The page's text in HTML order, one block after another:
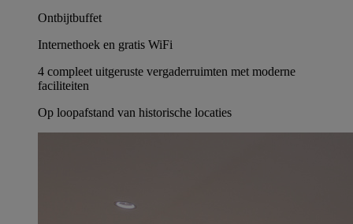
Ontbijtbuffet
Internethoek en gratis WiFi
4 compleet uitgeruste vergaderruimten met moderne
faciliteiten
Op loopafstand van historische locaties